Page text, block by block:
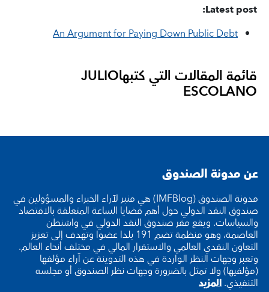
Latest post:
An Argument for Paying Down Public Debt
قائمة المقالات التي كتبهاJULIO
ESCOLANO
عن مدونة الصندوق
مدونة الصندوق (IMFBlog) هي منبر لآراء الخبراء والمسؤولين في
صندوق النقد الدولي حول أهم قضايا الساعة المتعلقة بالاقتصاد
والسياسات. ويقع مقر صندوق النقد الدولي في واشنطن
العاصمة، وهو منظمة تضم 191 بلدا عضوا وتهدف إلى تعزيز
التعاون النقدي العالمي والاستقرار المالي في مختلف أنحاء العالم.
وتعبر وجهات النظر الواردة في هذه التدوينة عن آراء مؤلفها
(مؤلفيها) ولا تمثل بالضرورة وجهات نظر الصندوق أو مجلسه
التنفيذي.المزيد